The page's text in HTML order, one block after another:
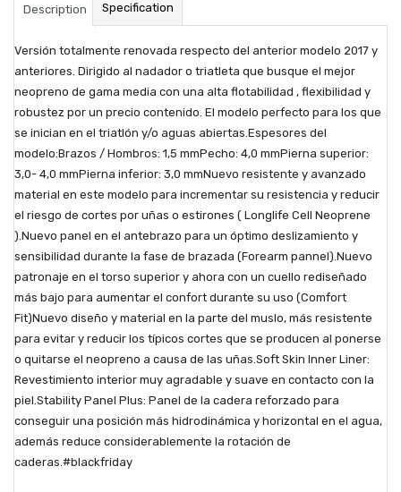
Description Specification
Versión totalmente renovada respecto del anterior modelo 2017 y
anteriores. Dirigido al nadador o triatleta que busque el mejor
neopreno de gama media con una alta flotabilidad , flexibilidad y
robustez por un precio contenido. El modelo perfecto para los que
se inician en el triatlón y/o aguas abiertas.Espesores del
modelo:Brazos / Hombros: 1,5 mmPecho: 4,0 mmPierna superior:
3,0- 4,0 mmPierna inferior: 3,0 mmNuevo resistente y avanzado
material en este modelo para incrementar su resistencia y reducir
el riesgo de cortes por uñas o estirones ( Longlife Cell Neoprene
).Nuevo panel en el antebrazo para un óptimo deslizamiento y
sensibilidad durante la fase de brazada (Forearm pannel).Nuevo
patronaje en el torso superior y ahora con un cuello rediseñado
más bajo para aumentar el confort durante su uso (Comfort
Fit)Nuevo diseño y material en la parte del muslo, más resistente
para evitar y reducir los típicos cortes que se producen al ponerse
o quitarse el neopreno a causa de las uñas.Soft Skin Inner Liner:
Revestimiento interior muy agradable y suave en contacto con la
piel.Stability Panel Plus: Panel de la cadera reforzado para
conseguir una posición más hidrodinámica y horizontal en el agua,
además reduce considerablemente la rotación de
caderas.#blackfriday